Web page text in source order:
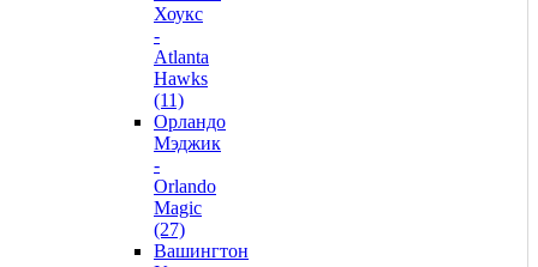
Хоукс
-
Atlanta
Hawks
(11)
Орландо
Мэджик
-
Orlando
Magic
(27)
Вашингтон